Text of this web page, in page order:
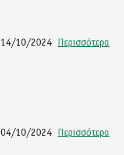
14/10/2024 Περισσότερα
04/10/2024 Περισσότερα